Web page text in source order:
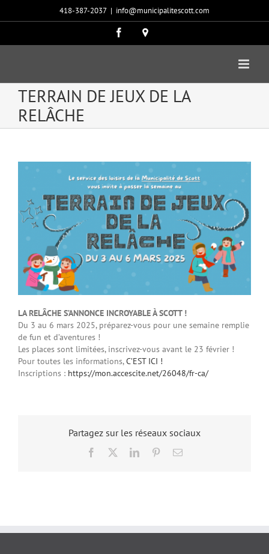
418-387-2037 | info@municipalitescott.com
Facebook
Carte
TERRAIN DE JEUX DE LA
RELÂCHE
LA RELÂCHE S’ANNONCE INCROYABLE À SCOTT !
Du 3 au 6 mars 2025, préparez-vous pour une semaine remplie
de fun et d’aventures !
Les places sont limitées, inscrivez-vous avant le 23 février !
Pour toutes les informations,C’EST ICI !
Inscriptions : https://mon.accescite.net/26048/fr-ca/
Partagez sur les réseaux sociaux
Facebook LinkedInPinterestEmail